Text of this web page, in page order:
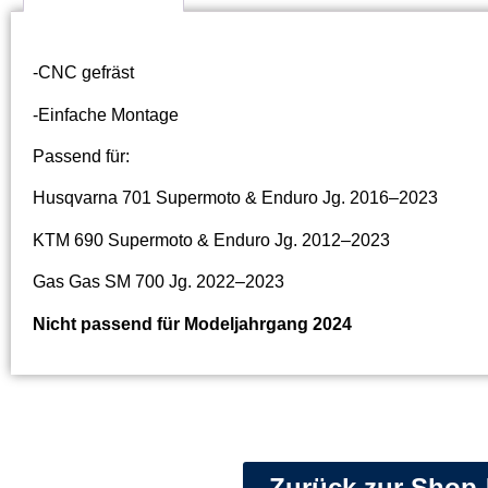
-CNC gefräst
-Einfache Montage
Passend für:
Husqvarna 701 Supermoto & Enduro Jg. 2016–2023
KTM 690 Supermoto & Enduro Jg. 2012–2023
Gas Gas SM 700 Jg. 2022–2023
Nicht passend für Modeljahrgang 2024